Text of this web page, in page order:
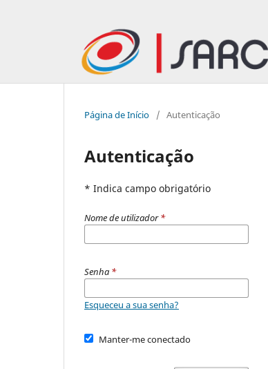
Página de Início / Autenticação
Autenticação
* Indica campo obrigatório
Nome de utilizador*
Senha *
Esqueceu a sua senha?
Manter-me conectado